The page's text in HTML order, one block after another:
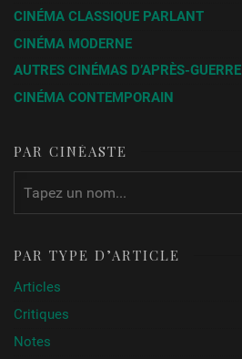
CINÉMA CLASSIQUE PARLANT
CINÉMA MODERNE
AUTRES CINÉMAS D’APRÈS-GUERRE
CINÉMA CONTEMPORAIN
PAR CINÉASTE
PAR TYPE D’ARTICLE
Articles
Critiques
Notes